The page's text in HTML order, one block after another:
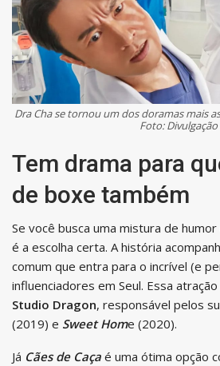
Dra Cha se tornou um dos doramas mais
Foto: Divulgação
Tem drama para
de boxe também
Se você busca uma mistura de
é a escolha certa. A história
comum que entra para o incrível (e
influenciadores em Seul. Essa
Studio Dragon, responsável pelos
(2019) e Sweet Home (2020).
Já Cães de Caça é uma ótima opção